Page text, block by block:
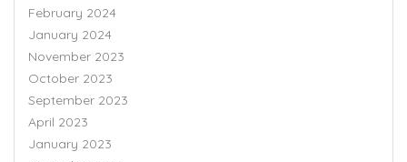
February 2024
January 2024
November 2023
October 2023
September 2023
April 2023
January 2023